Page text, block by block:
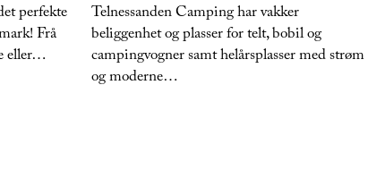
perfekte
Frå
eller…
Telnessanden Camping har vakker
beliggenhet og plasser for telt, bobil og
campingvogner samt helårsplasser med strøm
og moderne…